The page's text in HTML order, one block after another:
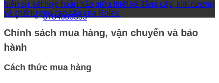
0784683333
Chính sách mua hàng, vận chuyển và bảo
hành
Cách thức mua hàng